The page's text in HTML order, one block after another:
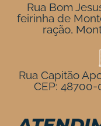
Rua Bom
feirinha de
ração,
Rua Capitão
CEP: